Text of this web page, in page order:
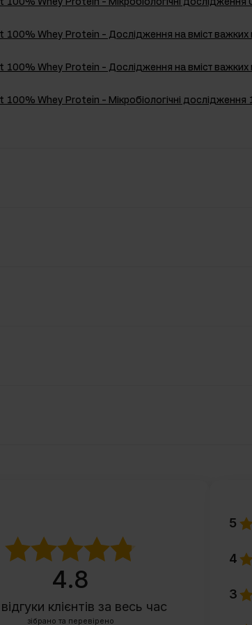
100% Whey Protein - Мікробіологічні дослідження
100% Whey Protein - Дослідження на вміст важких
100% Whey Protein - Дослідження на вміст важких
100% Whey Protein - Мікробіологічні дослідження
4.8
відгуки клієнтів за весь час
зібрано та перевірено
5
4
3